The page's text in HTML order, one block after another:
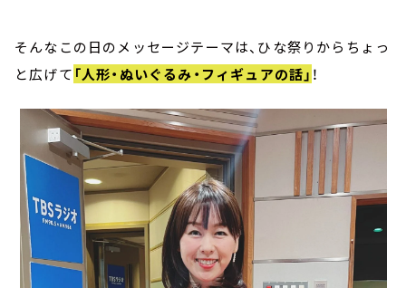
そんなこの日のメッセージテーマは、ひな祭りからちょっ
と広げて 「人形・ぬいぐるみ・フィギュアの話」 ！